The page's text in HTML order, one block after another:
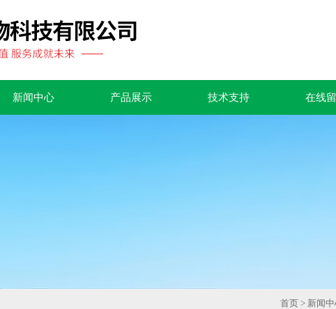
新闻中心 产品展示 技术支持 在线
首页 > 新闻